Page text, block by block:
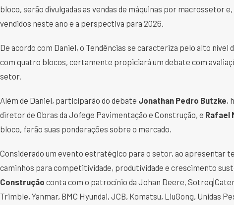
bloco, serão divulgadas as vendas de máquinas por macrossetor
vendidos neste ano e a perspectiva para 2026.
De acordo com Daniel, o Tendências se caracteriza pelo alto
com quatro blocos, certamente propiciará um debate com
setor.
Além de Daniel, participarão do debate Jonathan Pedro Butzke,
diretor de Obras da Jofege Pavimentação e Construção, e Rafael
bloco, farão suas ponderações sobre o mercado.
Considerado um evento estratégico para o setor, ao apresentar
caminhos para competitividade, produtividade e crescimento
Construção conta com o patrocínio da Johan Deere,
Trimble, Yanmar, BMC Hyundai, JCB, Komatsu, LiuGong, Unidas